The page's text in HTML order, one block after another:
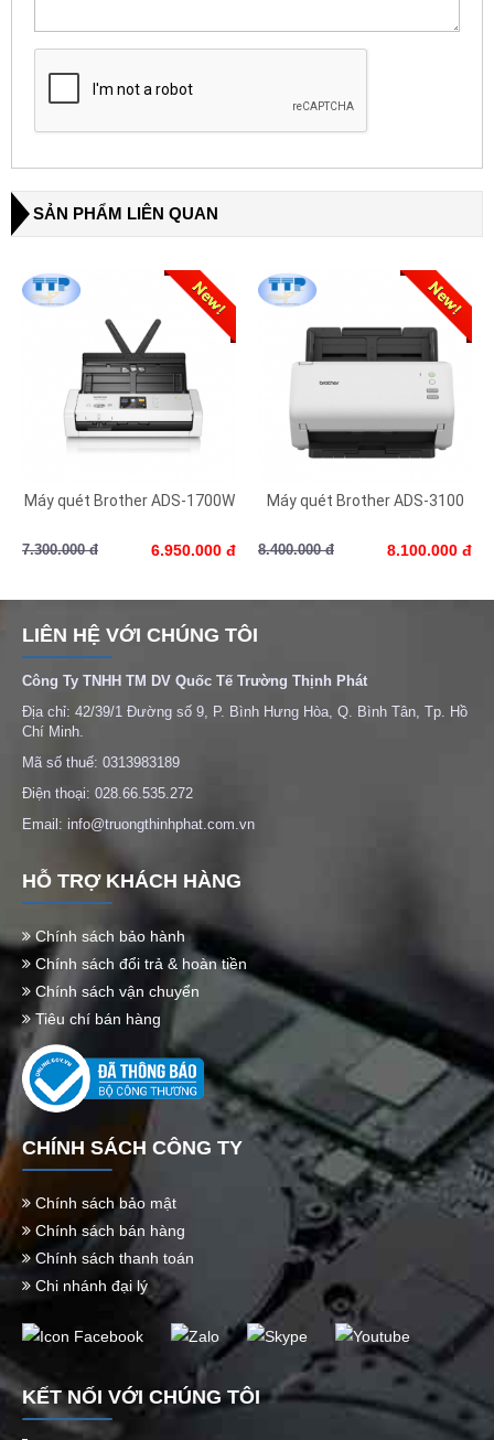
SẢN PHẨM LIÊN QUAN
Máy quét Brother ADS-1700W
7.300.000 đ 6.950.000 đ
Máy quét Brother ADS-3100
8.400.000 đ 8.100.000 đ
LIÊN HỆ VỚI CHÚNG TÔI
Công Ty TNHH TM DV Quốc Tế Trường Thịnh Phát
Địa chỉ: 42/39/1 Đường số 9, P. Bình Hưng Hòa, Q. Bình Tân, Tp. Hồ
Chí Minh.
Mã số thuế: 0313983189
Điện thoại: 028.66.535.272
Email: info@truongthinhphat.com.vn
HỖ TRỢ KHÁCH HÀNG
Chính sách bảo hành
Chính sách đổi trả & hoàn tiền
Chính sách vận chuyển
Tiêu chí bán hàng
CHÍNH SÁCH CÔNG TY
Chính sách bảo mật
Chính sách bán hàng
Chính sách thanh toán
Chi nhánh đại lý
KẾT NỐI VỚI CHÚNG TÔI